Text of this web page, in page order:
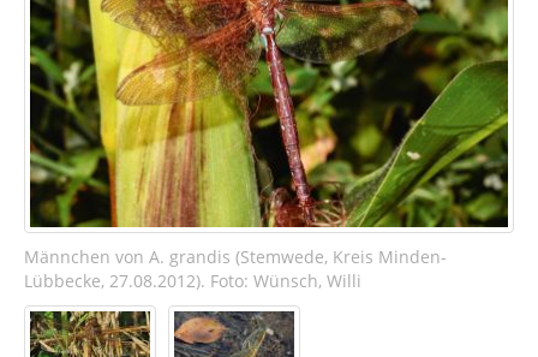
Männchen von A. grandis (Stemwede, Kreis Minden-
Lübbecke, 27.08.2012). Foto: Wünsch, Willi